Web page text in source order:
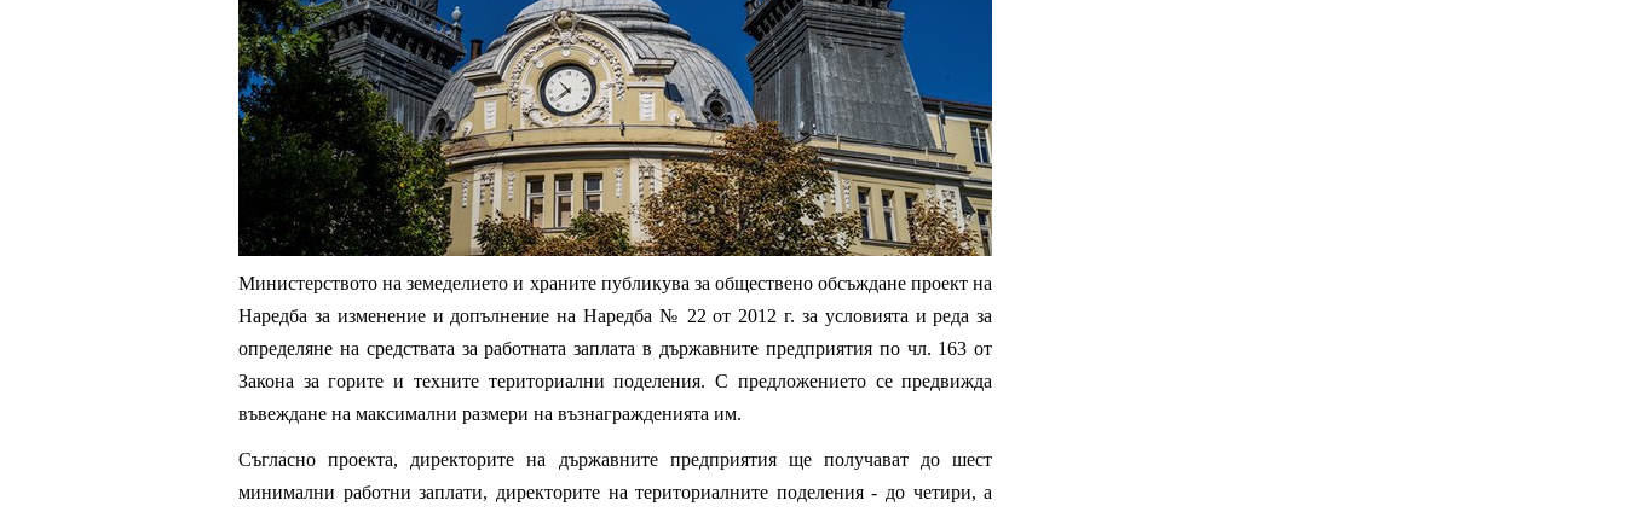
Министерството на земеделието и храните публикува за обществено обсъждане проект на
Наредба за изменение и допълнение на Наредба № 22 от 2012 г. за условията и реда за
определяне на средствата за работната заплата в държавните предприятия по чл. 163 от
Закона за горите и техните териториални поделения. С предложението се предвижда
въвеждане на максимални размери на възнагражденията им.
Съгласно проекта, директорите на държавните предприятия ще получават до шест
минимални работни заплати, директорите на териториалните поделения - до четири, а